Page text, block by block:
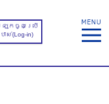
ឡុកចូលប្រើ
ាស់​(Log-in)